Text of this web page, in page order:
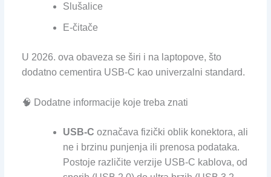
Slušalice
E-čitače
U 2026. ova obaveza se širi i na laptopove, što
dodatno cementira USB-C kao univerzalni standard.
🧠 Dodatne informacije koje treba znati
USB-C označava fizički oblik konektora, ali
ne i brzinu punjenja ili prenosa podataka.
Postoje različite verzije USB-C kablova, od